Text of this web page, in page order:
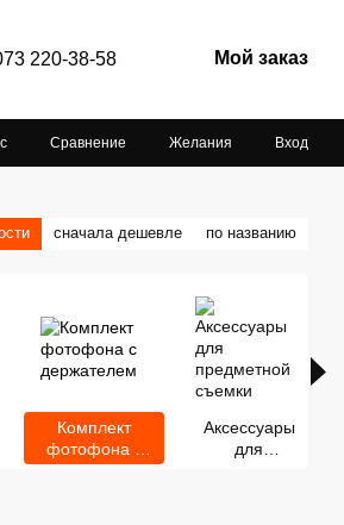
220-38-58 Мой заказ
Сравнение Желания Вход
сначала дешевле по названию
Комплект
фотофона с
держателем
Аксессуары
для